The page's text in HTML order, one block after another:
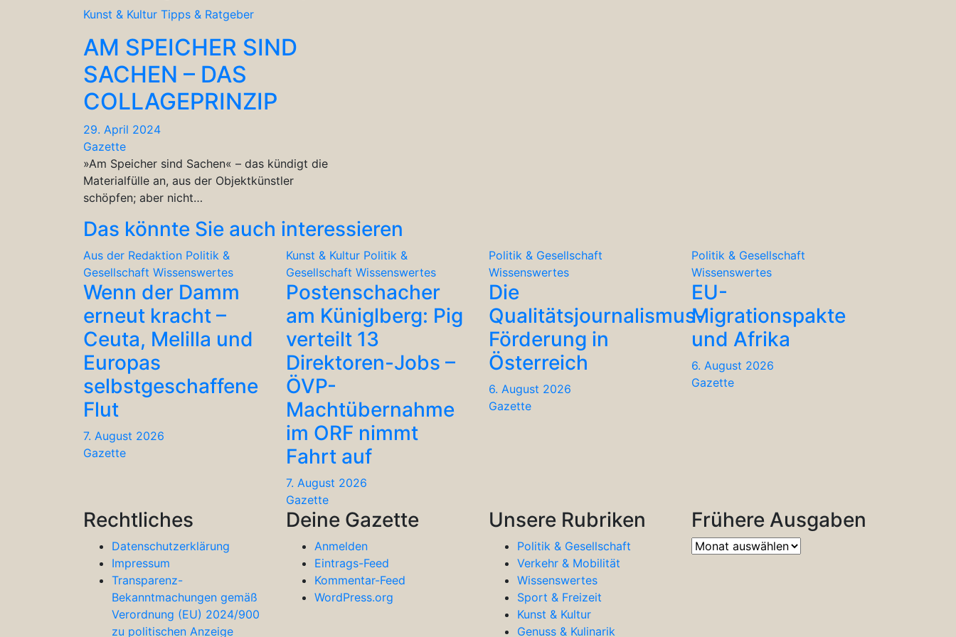
Kunst & Kultur Tipps & Ratgeber
AM SPEICHER SIND
SACHEN – DAS
COLLAGEPRINZIP
29. April 2024
Gazette
»Am Speicher sind Sachen« – das kündigt die
Materialfülle an, aus der Objektkünstler
schöpfen; aber nicht…
Das könnte Sie auch interessieren
Aus der Redaktion Politik &
Gesellschaft Wissenswertes
Wenn der Damm
erneut kracht –
Ceuta, Melilla und
Europas
selbstgeschaffene
Flut
7. August 2026
Gazette
Kunst & Kultur Politik &
Gesellschaft Wissenswertes
Postenschacher
am Küniglberg: Pig
verteilt 13
Direktoren-Jobs –
ÖVP-
Machtübernahme
im ORF nimmt
Fahrt auf
7. August 2026
Gazette
Politik & Gesellschaft
Wissenswertes
Die
Qualitätsjournalismus-
Förderung in
Österreich
6. August 2026
Gazette
Politik & Gesellschaft
Wissenswertes
EU-
Migrationspakte
und Afrika
6. August 2026
Gazette
Rechtliches
Datenschutzerklärung
Impressum
Transparenz-
Bekanntmachungen gemäß
Verordnung (EU) 2024/900
zu politischen Anzeige
Deine Gazette
Anmelden
Eintrags-Feed
Kommentar-Feed
WordPress.org
Unsere Rubriken
Politik & Gesellschaft
Verkehr & Mobilität
Wissenswertes
Sport & Freizeit
Kunst & Kultur
Genuss & Kulinarik
Frühere Ausgaben
Frühere